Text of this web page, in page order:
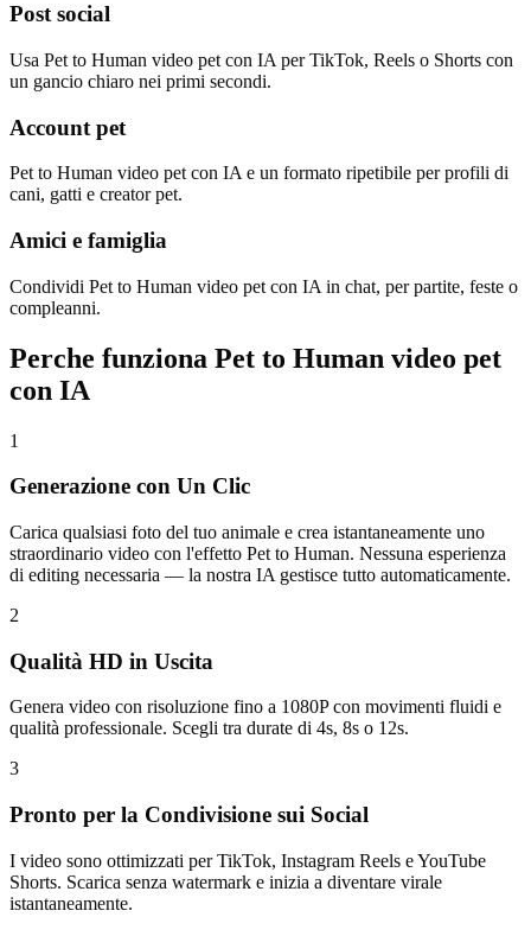
Post social
Usa Pet to Human video pet con IA per TikTok, Reels o Shorts con
un gancio chiaro nei primi secondi.
Account pet
Pet to Human video pet con IA e un formato ripetibile per profili di
cani, gatti e creator pet.
Amici e famiglia
Condividi Pet to Human video pet con IA in chat, per partite, feste o
compleanni.
Perche funziona Pet to Human video pet
con IA
1
Generazione con Un Clic
Carica qualsiasi foto del tuo animale e crea istantaneamente uno
straordinario video con l'effetto Pet to Human. Nessuna esperienza
di editing necessaria — la nostra IA gestisce tutto automaticamente.
2
Qualità HD in Uscita
Genera video con risoluzione fino a 1080P con movimenti fluidi e
qualità professionale. Scegli tra durate di 4s, 8s o 12s.
3
Pronto per la Condivisione sui Social
I video sono ottimizzati per TikTok, Instagram Reels e YouTube
Shorts. Scarica senza watermark e inizia a diventare virale
istantaneamente.